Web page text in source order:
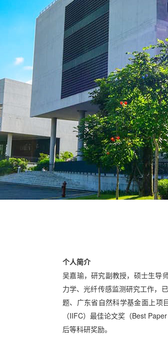
个人简介
吴嘉瑜，研究副教授，硕士生导
力学、光纤传感监测研究工作，
题、广东省自然科学基金面上项
（IIFC）最佳论文奖（Best
后等科研奖励。